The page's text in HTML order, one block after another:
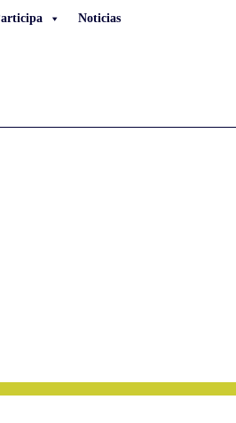
Noticias